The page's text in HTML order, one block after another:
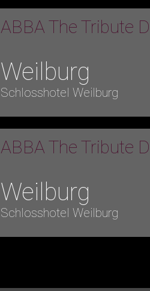
ABBA The Tribute
Weilburg
Schlosshotel Weilburg
ABBA The Tribute
Weilburg
Schlosshotel Weilburg